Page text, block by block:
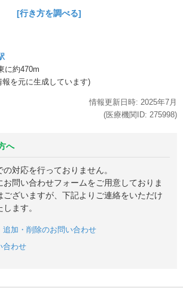
[行き方を調べる]
に約470m
を元に生成しています)
情報更新日時: 2025年7月
(医療機関ID: 275998)
へ
対応を行っておりません。
お問い合わせフォームをご用意しておりま
ございますが、下記よりご連絡をいただけ
ます。
追加・削除のお問い合わせ
合わせ